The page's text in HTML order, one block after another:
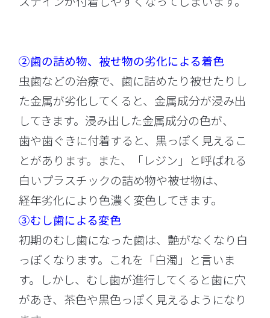
②歯の詰め物、被せ物の劣化による着色
虫歯などの治療で、歯に詰めたり被せたりし
た金属が劣化してくると、金属成分が浸み出
してきます。浸み出した金属成分の色が、
歯や歯ぐきに付着すると、黒っぽく見えるこ
とがあります。また、「レジン」と呼ばれる
白いプラスチックの詰め物や被せ物は、
経年劣化により色濃く変色してきます。
③むし歯による変色
初期のむし歯になった歯は、艶がなくなり白
っぽくなります。これを「白濁」と言いま
す。しかし、むし歯が進行してくると歯に穴
があき、茶色や黒色っぽく見えるようになり